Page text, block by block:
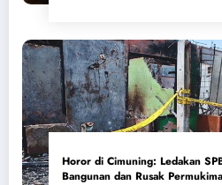
Horor di Cimuning: Ledakan
Bangunan dan Rusak